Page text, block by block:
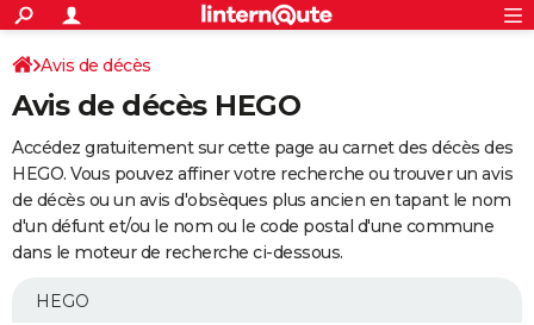
ACTUALITÉS
Politique
Société
Faits Divers
Education
Monde
Villes
+
SPORT
Coupe du monde 2026
Football
Tennis
Cyclisme
Rugby
Forum
Programme TV
TNT
Streaming
Cinéma
Sorties cinéma
Musique
+
FINANCE
Retraite
Impôts
Epargne
Immobilier
Risques naturels par ville
Banque
Assurance
Crédit
AUTO
Essais
Réserver un essai
Citadines
Berlines
SUV
Forum auto
+
Mobiles
Meilleur smartphone
Internet
Ordinateurs
Jeux vidéo
Guide high-tech
Avis de décès
Avis de décès HEGO
Accédez gratuitement sur cette page au carnet des décès des
HEGO. Vous pouvez affiner votre recherche ou trouver un avis
de décès ou un avis d'obsèques plus ancien en tapant le nom
d'un défunt et/ou le nom ou le code postal d'une commune
dans le moteur de recherche ci-dessous.